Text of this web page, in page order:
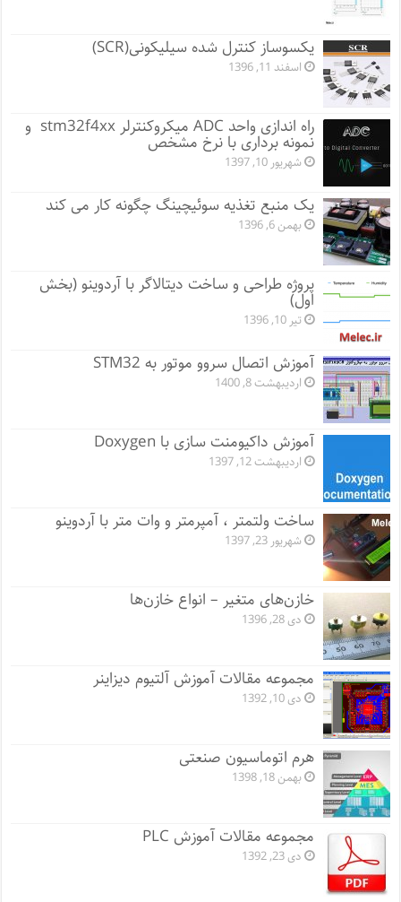
یکسوساز کنترل شده سیلیکونی(SCR)
اسفند 11, 1396
راه اندازی واحد ADC میکروکنترلر stm32f4xx و
نمونه برداری با نرخ مشخص
شهریور 10, 1397
یک منبع تغذیه سوئیچینگ چگونه کار می کند
بهمن 6, 1396
پروژه طراحی و ساخت دیتالاگر با آردوینو (بخش
اول)
تیر 10, 1396
آموزش اتصال سروو موتور به STM32
اردیبهشت 8, 1400
آموزش داکیومنت سازی با Doxygen
اردیبهشت 12, 1397
ساخت ولتمتر ، آمپرمتر و وات متر با آردوینو
شهریور 23, 1397
خازن‌های متغیر – انواع خازن‌ها
دی 28, 1396
مجموعه مقالات آموزش آلتیوم دیزاینر
دی 10, 1392
هرم اتوماسیون صنعتی
بهمن 18, 1398
مجموعه مقالات آموزش PLC
دی 23, 1392